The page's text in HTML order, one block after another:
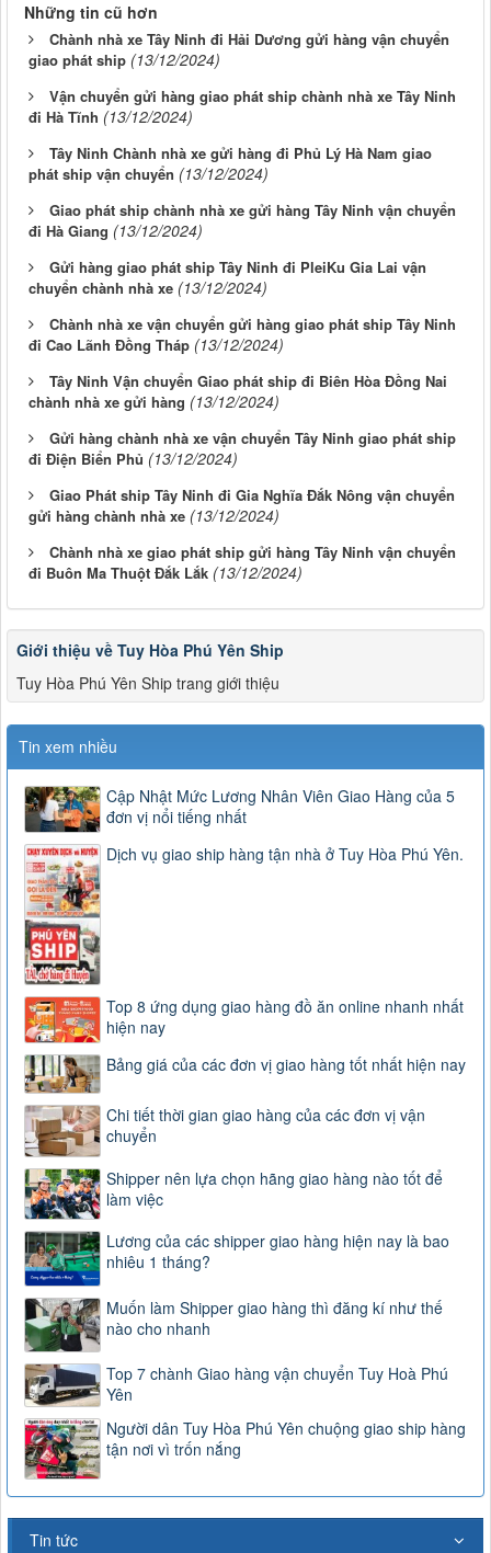
Những tin cũ hơn
Chành nhà xe Tây Ninh đi Hải Dương gửi hàng vận chuyển
giao phát ship (13/12/2024)
Vận chuyển gửi hàng giao phát ship chành nhà xe Tây Ninh
đi Hà Tĩnh (13/12/2024)
Tây Ninh Chành nhà xe gửi hàng đi Phủ Lý Hà Nam giao
phát ship vận chuyển (13/12/2024)
Giao phát ship chành nhà xe gửi hàng Tây Ninh vận chuyển
đi Hà Giang (13/12/2024)
Gửi hàng giao phát ship Tây Ninh đi PleiKu Gia Lai vận
chuyển chành nhà xe (13/12/2024)
Chành nhà xe vận chuyển gửi hàng giao phát ship Tây Ninh
đi Cao Lãnh Đồng Tháp (13/12/2024)
Tây Ninh Vận chuyển Giao phát ship đi Biên Hòa Đồng Nai
chành nhà xe gửi hàng (13/12/2024)
Gửi hàng chành nhà xe vận chuyển Tây Ninh giao phát ship
đi Điện Biển Phủ (13/12/2024)
Giao Phát ship Tây Ninh đi Gia Nghĩa Đắk Nông vận chuyển
gửi hàng chành nhà xe (13/12/2024)
Chành nhà xe giao phát ship gửi hàng Tây Ninh vận chuyển
đi Buôn Ma Thuột Đắk Lắk (13/12/2024)
Giới thiệu về Tuy Hòa Phú Yên Ship
Tuy Hòa Phú Yên Ship trang giới thiệu
Tin xem nhiều
Cập Nhật Mức Lương Nhân Viên Giao Hàng của 5
đơn vị nổi tiếng nhất
Dịch vụ giao ship hàng tận nhà ở Tuy Hòa Phú Yên.
Top 8 ứng dụng giao hàng đồ ăn online nhanh nhất
hiện nay
Bảng giá của các đơn vị giao hàng tốt nhất hiện nay
Chi tiết thời gian giao hàng của các đơn vị vận
chuyển
Shipper nên lựa chọn hãng giao hàng nào tốt để
làm việc
Lương của các shipper giao hàng hiện nay là bao
nhiêu 1 tháng?
Muốn làm Shipper giao hàng thì đăng kí như thế
nào cho nhanh
Top 7 chành Giao hàng vận chuyển Tuy Hoà Phú
Yên
Người dân Tuy Hòa Phú Yên chuộng giao ship hàng
tận nơi vì trốn nắng
Tin tức